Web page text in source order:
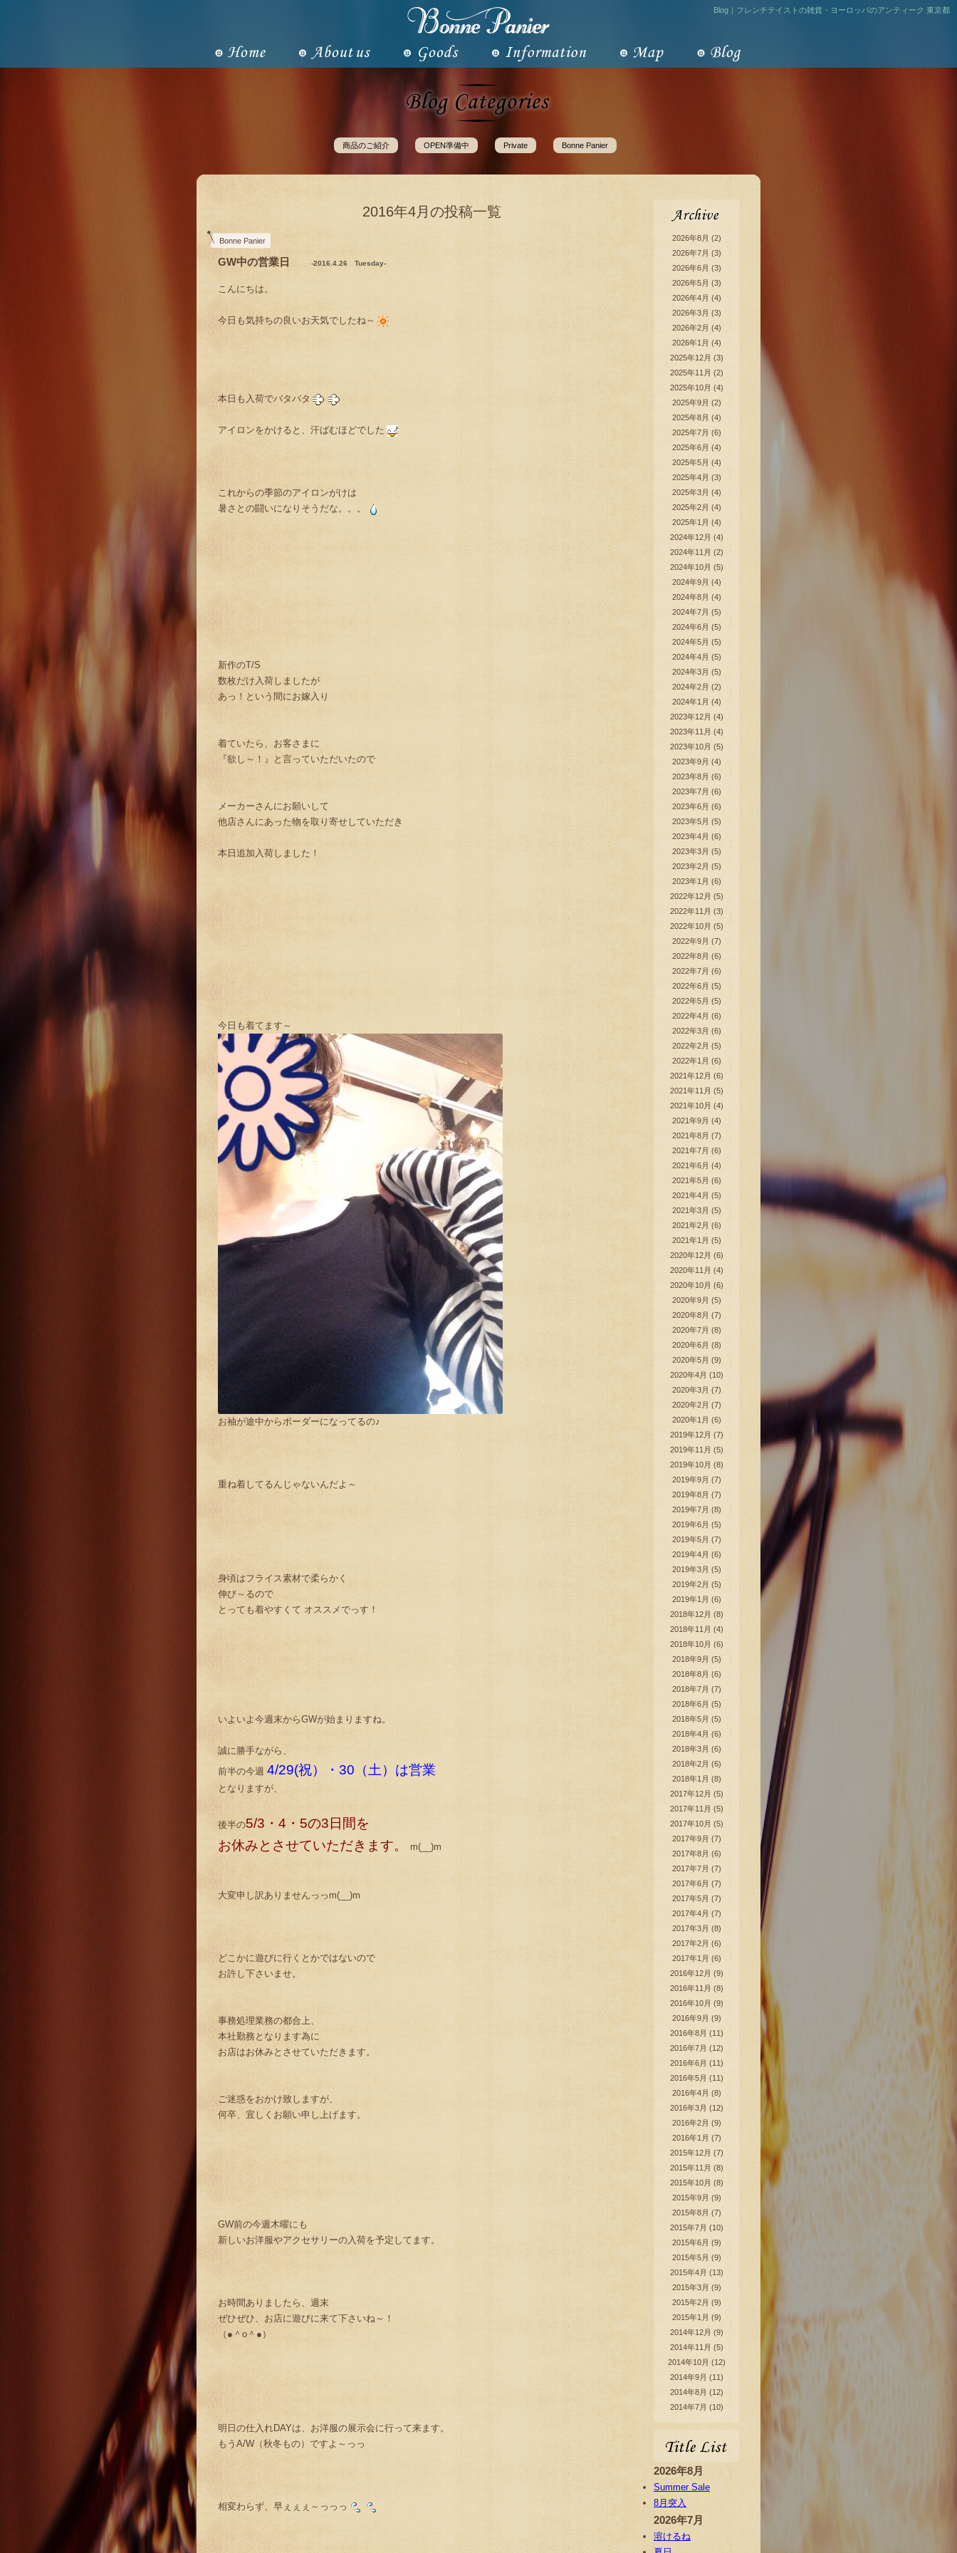
Blog｜フレンチテイストの雑貨・ヨーロッパのアンティーク 東京都
商品のご紹介 OPEN準備中 Private Bonne Panier
2016年4月の投稿一覧
Bonne Panier
GW中の営業日 -2016.4.26 Tuesday-
こんにちは。
今日も気持ちの良いお天気でしたね～
本日も入荷でバタバタ
アイロンをかけると、汗ばむほどでした
これからの季節のアイロンがけは
暑さとの闘いになりそうだな。。。
新作のT/S
数枚だけ入荷しましたが
あっ！という間にお嫁入り
着ていたら、お客さまに
『欲し～！』と言っていただいたので
メーカーさんにお願いして
他店さんにあった物を取り寄せしていただき
本日追加入荷しました！
今日も着てます～
お袖が途中からボーダーになってるの♪
重ね着してるんじゃないんだよ～
身頃はフライス素材で柔らかく
伸び～るので
とっても着やすくて オススメでっす！
いよいよ今週末からGWが始まりますね。
誠に勝手ながら、
前半の今週 4/29(祝）・30（土）は営業
となりますが、
後半の5/3・4・5の3日間を
お休みとさせていただきます。
m(__)m
大変申し訳ありませんっっm(__)m
どこかに遊びに行くとかではないので
お許し下さいませ。
事務処理業務の都合上、
本社勤務となります為に
お店はお休みとさせていただきます。
ご迷惑をおかけ致しますが、
何卒、宜しくお願い申し上げます。
GW前の今週木曜にも
新しいお洋服やアクセサリーの入荷を予定してます。
お時間ありましたら、週末
ぜひぜひ、お店に遊びに来て下さいね～！
（●＾o＾●）
明日の仕入れDAYは、お洋服の展示会に行って来ます。
もうA/W（秋冬もの）ですよ～っっ
相変わらず、早ぇぇぇ～っっっ
2026年8月 (2)
2026年7月 (3)
2026年6月 (3)
2026年5月 (3)
2026年4月 (4)
2026年3月 (3)
2026年2月 (4)
2026年1月 (4)
2025年12月 (3)
2025年11月 (2)
2025年10月 (4)
2025年9月 (2)
2025年8月 (4)
2025年7月 (6)
2025年6月 (4)
2025年5月 (4)
2025年4月 (3)
2025年3月 (4)
2025年2月 (4)
2025年1月 (4)
2024年12月 (4)
2024年11月 (2)
2024年10月 (5)
2024年9月 (4)
2024年8月 (4)
2024年7月 (5)
2024年6月 (5)
2024年5月 (5)
2024年4月 (5)
2024年3月 (5)
2024年2月 (2)
2024年1月 (4)
2023年12月 (4)
2023年11月 (4)
2023年10月 (5)
2023年9月 (4)
2023年8月 (6)
2023年7月 (6)
2023年6月 (6)
2023年5月 (5)
2023年4月 (6)
2023年3月 (5)
2023年2月 (5)
2023年1月 (6)
2022年12月 (5)
2022年11月 (3)
2022年10月 (5)
2022年9月 (7)
2022年8月 (6)
2022年7月 (6)
2022年6月 (5)
2022年5月 (5)
2022年4月 (6)
2022年3月 (6)
2022年2月 (5)
2022年1月 (6)
2021年12月 (6)
2021年11月 (5)
2021年10月 (4)
2021年9月 (4)
2021年8月 (7)
2021年7月 (6)
2021年6月 (4)
2021年5月 (6)
2021年4月 (5)
2021年3月 (5)
2021年2月 (6)
2021年1月 (5)
2020年12月 (6)
2020年11月 (4)
2020年10月 (6)
2020年9月 (5)
2020年8月 (7)
2020年7月 (8)
2020年6月 (8)
2020年5月 (9)
2020年4月 (10)
2020年3月 (7)
2020年2月 (7)
2020年1月 (6)
2019年12月 (7)
2019年11月 (5)
2019年10月 (8)
2019年9月 (7)
2019年8月 (7)
2019年7月 (8)
2019年6月 (5)
2019年5月 (7)
2019年4月 (6)
2019年3月 (5)
2019年2月 (5)
2019年1月 (6)
2018年12月 (8)
2018年11月 (4)
2018年10月 (6)
2018年9月 (5)
2018年8月 (6)
2018年7月 (7)
2018年6月 (5)
2018年5月 (5)
2018年4月 (6)
2018年3月 (6)
2018年2月 (6)
2018年1月 (8)
2017年12月 (5)
2017年11月 (5)
2017年10月 (5)
2017年9月 (7)
2017年8月 (6)
2017年7月 (7)
2017年6月 (7)
2017年5月 (7)
2017年4月 (7)
2017年3月 (8)
2017年2月 (6)
2017年1月 (6)
2016年12月 (9)
2016年11月 (8)
2016年10月 (9)
2016年9月 (9)
2016年8月 (11)
2016年7月 (12)
2016年6月 (11)
2016年5月 (11)
2016年4月 (8)
2016年3月 (12)
2016年2月 (9)
2016年1月 (7)
2015年12月 (7)
2015年11月 (8)
2015年10月 (8)
2015年9月 (9)
2015年8月 (7)
2015年7月 (10)
2015年6月 (9)
2015年5月 (9)
2015年4月 (13)
2015年3月 (9)
2015年2月 (9)
2015年1月 (9)
2014年12月 (9)
2014年11月 (5)
2014年10月 (12)
2014年9月 (11)
2014年8月 (12)
2014年7月 (10)
2026年8月
Summer Sale
8月突入
2026年7月
溶けるね